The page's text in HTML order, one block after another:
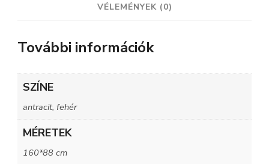
VÉLEMÉNYEK (0)
További információk
SZÍNE
antracit, fehér
MÉRETEK
160*88 cm